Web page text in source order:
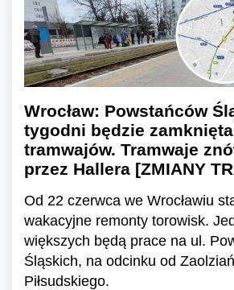
Wrocław: Powstańców
tygodni będzie
tramwajów. Tramwaje
przez Hallera [ZMIANY
Od 22 czerwca we Wrocławiu
wakacyjne remonty torowisk.
większych będą prace na ul.
Śląskich, na odcinku od
Piłsudskiego.